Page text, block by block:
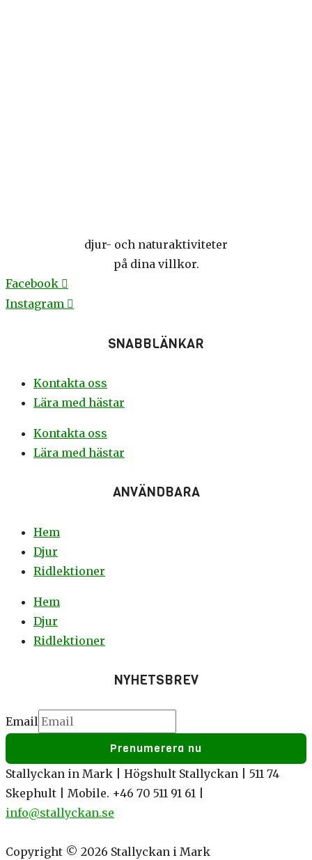
djur- och naturaktiviteter
på dina villkor.
Facebook
Instagram
SNABBLÄNKAR
Kontakta oss
Lära med hästar
Kontakta oss
Lära med hästar
ANVÄNDBARA
Hem
Djur
Ridlektioner
Hem
Djur
Ridlektioner
NYHETSBREV
Email
Email
Prenumerera nu
Stallyckan in Mark | Högshult Stallyckan | 511 74
Skephult | Mobile. +46 70 511 91 61 |
info@stallyckan.se
Copyright © 2026 Stallyckan i Mark